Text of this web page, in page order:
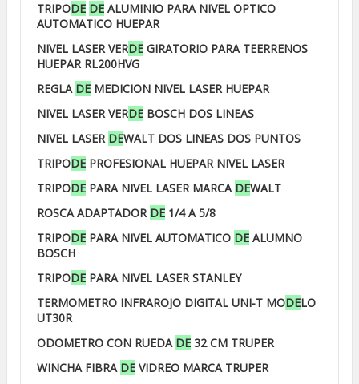
TRIPODE DE ALUMINIO PARA NIVEL OPTICO
AUTOMATICO HUEPAR
NIVEL LASER VERDE GIRATORIO PARA TEERRENOS
HUEPAR RL200HVG
REGLA DE MEDICION NIVEL LASER HUEPAR
NIVEL LASER VERDE BOSCH DOS LINEAS
NIVEL LASER DEWALT DOS LINEAS DOS PUNTOS
TRIPODE PROFESIONAL HUEPAR NIVEL LASER
TRIPODE PARA NIVEL LASER MARCA DEWALT
ROSCA ADAPTADOR DE 1/4 A 5/8
TRIPODE PARA NIVEL AUTOMATICO DE ALUMNO
BOSCH
TRIPODE PARA NIVEL LASER STANLEY
TERMOMETRO INFRAROJO DIGITAL UNI-T MODELO
UT30R
ODOMETRO CON RUEDA DE 32 CM TRUPER
WINCHA FIBRA DE VIDREO MARCA TRUPER